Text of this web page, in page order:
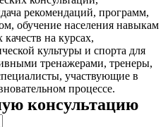
рекомендаций, программ,
обучение населения навыкам
на курсах,
культуры и спорта для
тренажерами, тренеры,
участвующие в
процессе.
консультацию